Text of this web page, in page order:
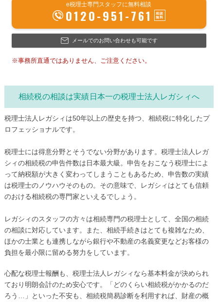
e税理士専門スタッフに無料相談
0120-951-761
メールでのお問い合わせも可能です
※事務所直通ではありません、ご注意ください。
相続税の相談は実績日本一の税理士法人レガシィへ
税理士法人レガシィは50年以上の歴史を持つ、相続税に特化したプ
ロフェッショナルです。
税理士には得意分野とそうでない分野があります。税理士法人レガ
シィの相続税の申告件数は日本最大級。申告をおこなう税理士によ
って納税額が大きく変わってしまうこともあるため、申告数の実績
は税理士のノウハウそのもの。その意味で、レガシィはとても信頼
のおける相続税の専門家といえるでしょう。
レガシィのスタッフの方々は相続専門の税理士として、全国の相続
の相談に対応しています。また、相続手続きはとても複雑なため、
ほかの士業とも連携しながら銀行や不動産の名義変更などお客様の
負担を最小限に留める努力をしています。
心配な税理士報酬も、税理士法人レガシィなら基本料金が決められ
ており明朗会計のため安心です。「どのくらい相続税がかかるのだ
ろう…」といった不安も、相続税簡易診断を利用すれば、財産の概